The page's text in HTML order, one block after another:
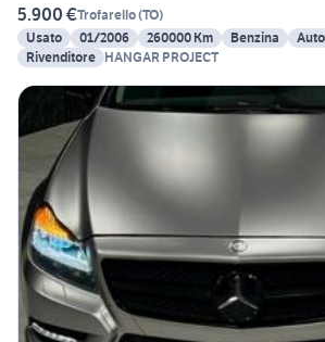
5.900 €Trofarello(TO)
Usato
01/2006 260000 Km Benzina
Rivenditore HANGAR PROJECT